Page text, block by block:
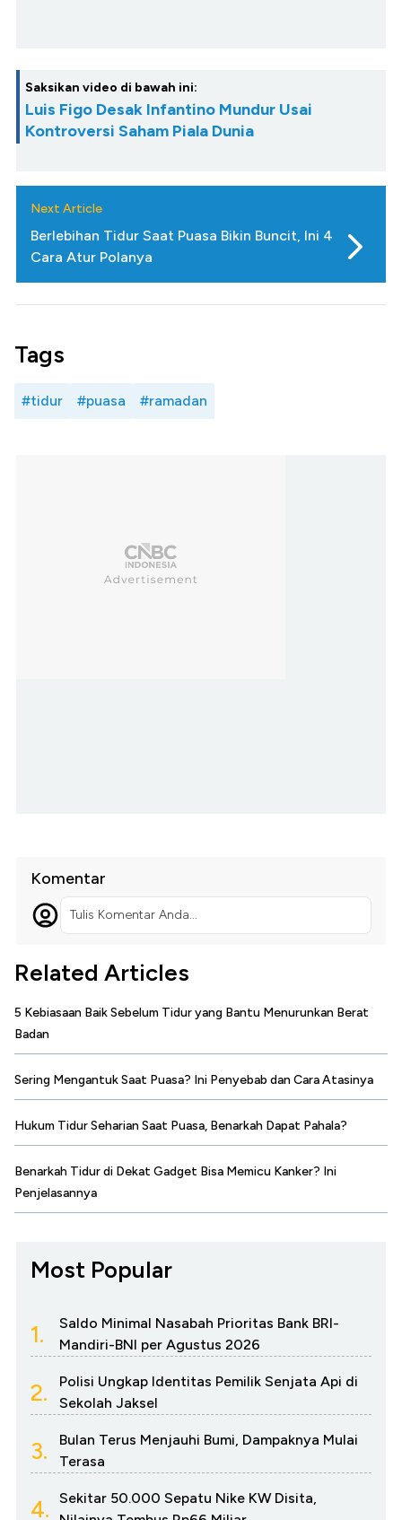
Saksikan video di bawah ini:
Luis Figo Desak Infantino Mundur Usai
Kontroversi Saham Piala Dunia
Next Article
Berlebihan Tidur Saat Puasa Bikin Buncit, Ini 4
Cara Atur Polanya
Tags
#tidur #puasa #ramadan
Komentar
Tulis Komentar Anda...
Related Articles
5 Kebiasaan Baik Sebelum Tidur yang Bantu Menurunkan Berat
Badan
Sering Mengantuk Saat Puasa? Ini Penyebab dan Cara Atasinya
Hukum Tidur Seharian Saat Puasa, Benarkah Dapat Pahala?
Benarkah Tidur di Dekat Gadget Bisa Memicu Kanker? Ini
Penjelasannya
Most Popular
1.
Saldo Minimal Nasabah Prioritas Bank BRI-
Mandiri-BNI per Agustus 2026
2.
Polisi Ungkap Identitas Pemilik Senjata Api di
Sekolah Jaksel
3.
Bulan Terus Menjauhi Bumi, Dampaknya Mulai
Terasa
4.
Sekitar 50.000 Sepatu Nike KW Disita,